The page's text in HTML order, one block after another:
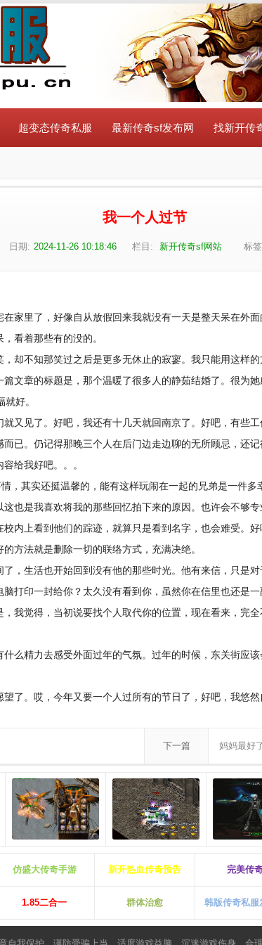
超变态传奇私服 最新传奇sf发布网 找新开传
我一个人过节
日期: 2024-11-26 10:18:46 栏目: 新开传奇sf网站 标
家里了，好像自从放假回来我就没有一天是整天呆在外
看着那些有的没的。
却不知那笑过之后是更多无休止的寂寥。我只能用这样的
文章的标题是，那个温暖了很多人的静茹结婚了。很为
好。
又见了。好吧，我还有十几天就回南京了。好吧，有些
已。仍记得那晚三个人在后门边走边聊的无所顾忌，还
给我好吧。。。
，其实还挺温馨的，能有这样玩闹在一起的兄弟是一件
也是我喜欢将我的那些回忆拍下来的原因。也许会不够专
内上看到他们的踪迹，就算只是看到名字，也会难受。
方法就是删除一切的联络方式，充满决绝。
，生活也开始回到没有他的那些时光。他有来信，只是
打印一封给你？太久没有看到你，虽然你在信里也还是
我觉得，当初说要找个人取代你的位置，现在看来，完
么精力去感受外面过年的气氛。过年的时候，东关街应
了。哎，今年又要一个人过所有的节日了，好吧，我悠然
下一篇 妈妈最好
仿盛大传奇手游 新开热血传奇预告 完美传
1.85二合一 群体治愈 韩版传奇私服